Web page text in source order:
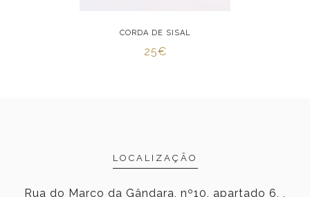
CORDA DE SISAL
25€
LOCALIZAÇÃO
Rua do Marco da Gândara, nº10, apartado 6, ,